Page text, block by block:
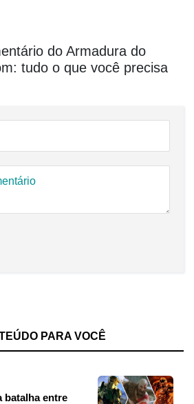
do Armadura do
tudo o que você precisa
PARA VOCÊ
batalha entre